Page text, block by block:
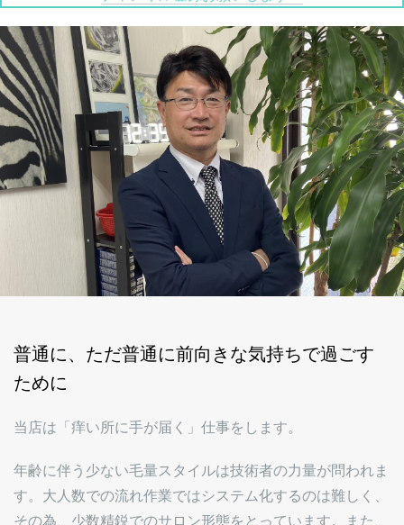
普通に、ただ普通に前向きな気持ちで過ごす
ために
当店は「痒い所に手が届く」仕事をします。
年齢に伴う少ない毛量スタイルは技術者の力量が問われま
す。大人数での流れ作業ではシステム化するのは難しく、
その為、少数精鋭でのサロン形態をとっています。また、